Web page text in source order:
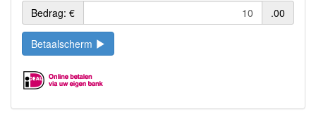
Bedrag: € .00
Betaalscherm